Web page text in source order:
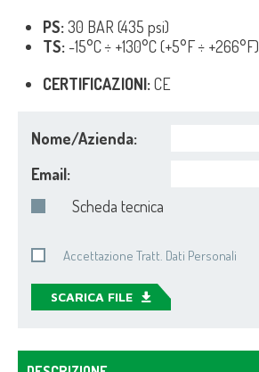
PS: 30 BAR (435 psi)
TS: -15°C ÷ +130°C (+5°F ÷ +266°F)
CERTIFICAZIONI:CE
Nome/Azienda:
Email:
Scheda tecnica
Accettazione Tratt. Dati Personali
SCARICA FILE